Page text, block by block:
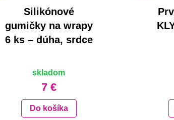
Silikónové
gumičky na wrapy
6 ks – dúha, srdce
skladom
7 €
Do košíka